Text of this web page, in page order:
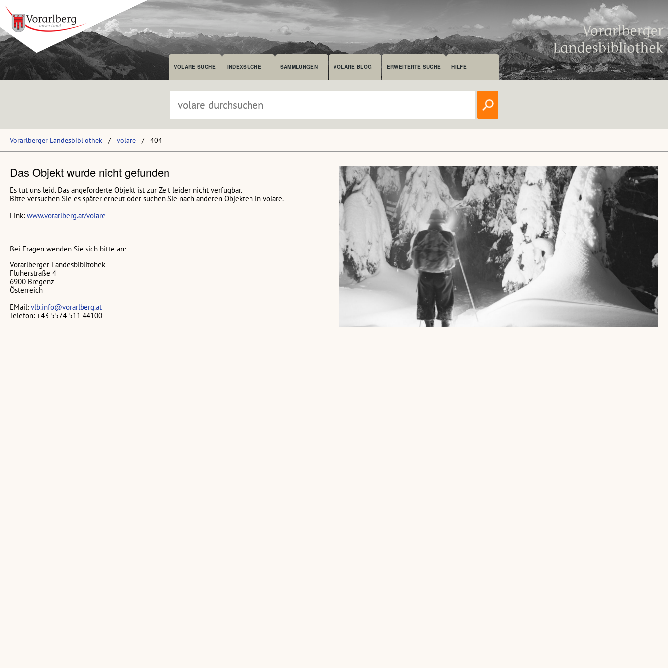
VOLARE SUCHE INDEXSUCHE SAMMLUNGEN VOLARE BLOG ERWEITERTE SUCHE HILFE
Vorarlberger Landesbibliothek volare 404
Das Objekt wurde nicht gefunden
Es tut uns leid. Das angeforderte Objekt ist zur Zeit leider nicht verfügbar.
Bitte versuchen Sie es später erneut oder suchen Sie nach anderen Objekten in volare.
Link: www.vorarlberg.at/volare
Bei Fragen wenden Sie sich bitte an:
Vorarlberger Landesbiblitohek
Fluherstraße 4
6900 Bregenz
Österreich
EMail: vlb.info@vorarlberg.at
Telefon: +43 5574 511 44100